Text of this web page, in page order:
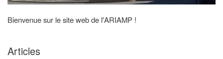
Bienvenue sur le site web de l'ARIAMP !
Articles